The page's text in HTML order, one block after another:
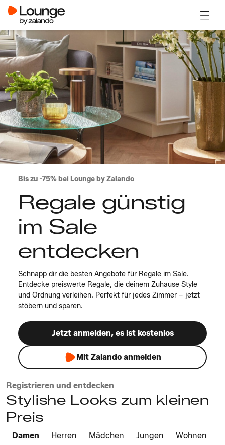
Bis zu -75% bei Lounge by Zalando
Regale günstig
im Sale
entdecken
Schnapp dir die besten Angebote für Regale im Sale.
Entdecke preiswerte Regale, die deinem Zuhause Style
und Ordnung verleihen. Perfekt für jedes Zimmer – jetzt
stöbern und sparen.
Jetzt anmelden, es ist kostenlos
Mit Zalando anmelden
Registrieren und entdecken
Stylishe Looks zum kleinen
Preis
Damen Herren Mädchen Jungen Wohnen